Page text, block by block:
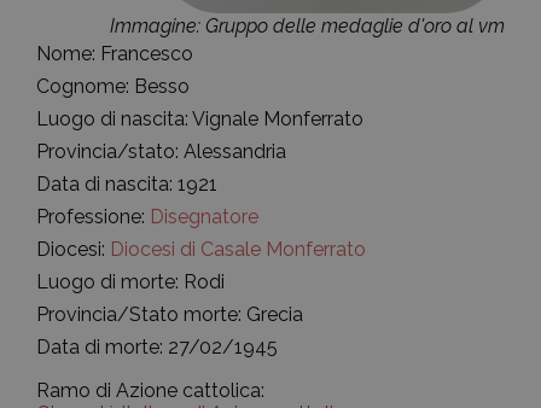
Immagine: Gruppo delle medaglie d'oro al vm
Nome: Francesco
Cognome: Besso
Luogo di nascita: Vignale Monferrato
Provincia/stato: Alessandria
Data di nascita: 1921
Professione: Disegnatore
Diocesi: Diocesi di Casale Monferrato
Luogo di morte: Rodi
Provincia/Stato morte: Grecia
Data di morte: 27/02/1945
Ramo di Azione cattolica: